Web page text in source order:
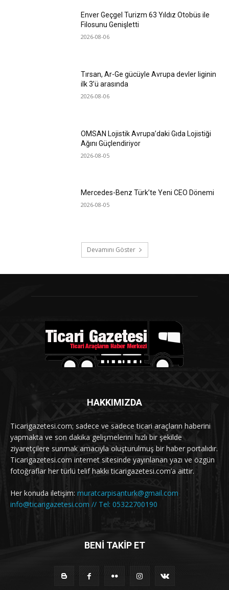
Enver Geçgel Turizm 63 Yıldız Otobüs ile
Filosunu Genişletti
2026-08-06
Tırsan, Ar-Ge gücüyle Avrupa devler liginin
ilk 3’ü arasında
2026-08-06
OMSAN Lojistik Avrupa’daki Gıda Lojistiği
Ağını Güçlendiriyor
2026-08-05
Mercedes-Benz Türk’te Yeni CEO Dönemi
2026-08-05
Devamını Göster
HAKKIMIZDA
Ticarigazetesi.com; sadece ve sadece ticari araçların haberini
yapmakta ve son dakika gelişmelerini hızlı bir şekilde
ziyaretçilere sunmak amacıyla oluşturulmuş bir haber portalıdır.
Ticarigazetesi.com internet sitesinde yayınlanan yazı ve özgün
fotoğraflar her türlü telif hakkı ticarigazetesi.com’a aittir.
Her konuda iletişim: muratcarpisanturk@gmail.com
info@ticarigazetesi.com // Tel: 05322700190
BENİ TAKİP ET